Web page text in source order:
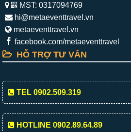
MST: 0317094769
hi@metaeventtravel.vn
metaeventtravel.vn
facebook.com/metaeventtravel
HỖ TRỢ TƯ VẤN
TEL 0902.509.319
HOTLINE 0902.89.64.89